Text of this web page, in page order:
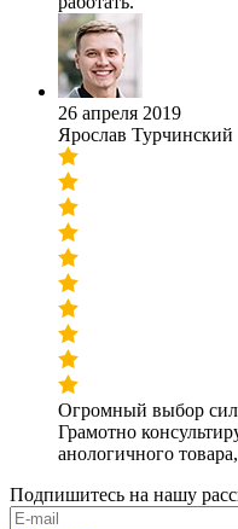
26 апреля 2019
Ярослав Турчинский
Огромный выбор
Грамотно
анологичного
Подпишитесь на нашу